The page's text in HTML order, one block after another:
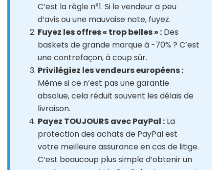
C’est la règle n°1. Si le vendeur a peu
d’avis ou une mauvaise note, fuyez.
Fuyez les offres « trop belles » : Des
baskets de grande marque à -70% ? C’est
une contrefaçon, à coup sûr.
Privilégiez les vendeurs européens :
Même si ce n’est pas une garantie
absolue, cela réduit souvent les délais de
livraison.
Payez TOUJOURS avec PayPal : La
protection des achats de PayPal est
votre meilleure assurance en cas de litige.
C’est beaucoup plus simple d’obtenir un